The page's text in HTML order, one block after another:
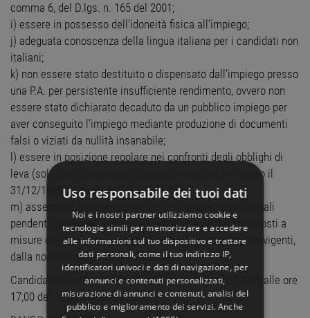
comma 6, del D.lgs. n. 165 del 2001;
i) essere in possesso dell’idoneità fisica all’impiego;
j) adeguata conoscenza della lingua italiana per i candidati non
italiani;
k) non essere stato destituito o dispensato dall’impiego presso
una P.A. per persistente insufficiente rendimento, ovvero non
essere stato dichiarato decaduto da un pubblico impiego per
aver conseguito l’impiego mediante produzione di documenti
falsi o viziati da nullità insanabile;
l) essere in posizione regolare nei confronti degli obblighi di
leva (solo per i concorrenti di sesso maschile nati entro il
31/12/1985, ai sensi della L. 226/2004);
m) assenza di condanne penali e/o di procedimenti penali
pendenti o in corso, non essere stati interdetti o sottoposti a
misure che comportino l’esclusione, secondo le norme vigenti,
dalla nomina agli impieghi pubblici.
Candidature online dalle ore 9,00 del 15 dicembre 2025 alle ore
17,00 del 19 dicembre 2025
Uso responsabile dei tuoi dati
Noi e i nostri partner utilizziamo cookie e
tecnologie simili per memorizzare e accedere
alle informazioni sul tuo dispositivo e trattare
dati personali, come il tuo indirizzo IP,
identificatori univoci e dati di navigazione, per
annunci e contenuti personalizzati,
misurazione di annunci e contenuti, analisi del
pubblico e miglioramento dei servizi. Anche